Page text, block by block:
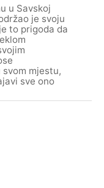
u Savskoj
je svoju
to prigoda da
mjestu,
sve ono